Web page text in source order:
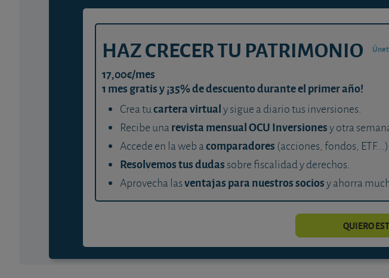
HAZ CRECER TU PATRIMONIO
17,00€/mes
1 mes gratis y ¡35% de descuento durante el primer año!
Crea tucartera virtualy sigue a diario tus inversiones.
Recibe unarevista mensual OCU Inversionesy otra
Accede en la web acomparadores (acciones, fondos,
Resolvemos tus dudas sobre fiscalidad y derechos.
Aprovecha lasventajas para nuestros sociosy ahorra
QUIERO